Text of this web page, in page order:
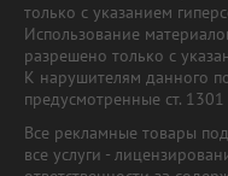
только с указанием
Использование
разрешено только с
К нарушителям данного
предусмотренные ст.
Все рекламные товары
все услуги -